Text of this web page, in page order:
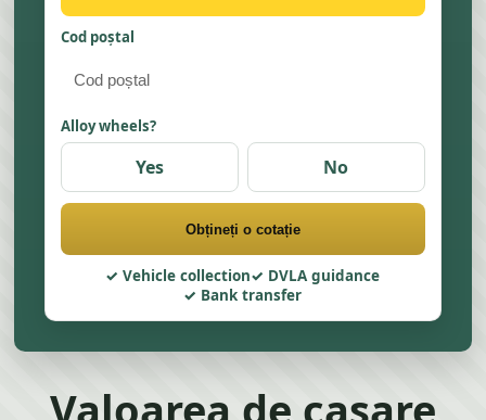
Cod poștal
Alloy wheels?
Yes No
Obțineți o cotație
Vehicle collection
DVLA guidance
Bank transfer
Valoarea de casare